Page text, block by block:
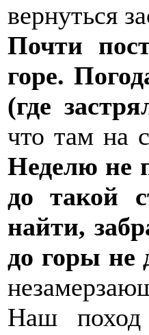
вернуться
Почти
горе.
(где
что там на
Неделю не
до такой
найти,
до горы не
Наш поход